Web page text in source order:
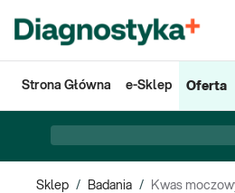
Strona Główna e-Sklep Oferta
Sklep / Badania / Kwas